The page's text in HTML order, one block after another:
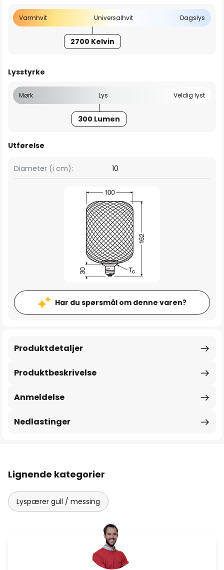
Varmhvit Universalhvit Dagslys
2700 Kelvin
Lysstyrke
Mørk Lys Veldig lyst
300 Lumen
Utførelse
Diameter (i cm): 10
Har du spørsmål om denne varen?
Produktbeskrivelse
Produktdetaljer
Anmeldelse
Nedlastinger
Lignende kategorier
Lyspærer gull / messing